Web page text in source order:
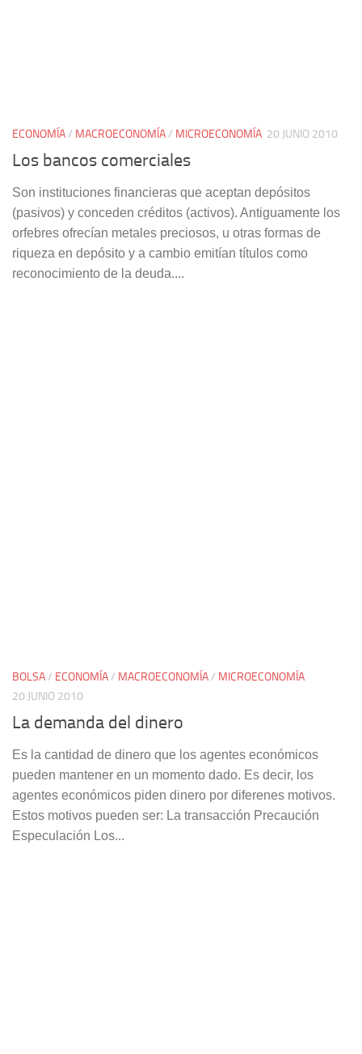
ECONOMÍA/ MACROECONOMÍA/ MICROECONOMÍA 20 JUNIO 2010
Los bancos comerciales
Son instituciones financieras que aceptan depósitos
(pasivos) y conceden créditos (activos). Antiguamente los
orfebres ofrecían metales preciosos, u otras formas de
riqueza en depósito y a cambio emitían títulos como
reconocimiento de la deuda....
BOLSA/ ECONOMÍA/ MACROECONOMÍA/ MICROECONOMÍA
20 JUNIO 2010
La demanda del dinero
Es la cantidad de dinero que los agentes económicos
pueden mantener en un momento dado. Es decir, los
agentes económicos piden dinero por diferenes motivos.
Estos motivos pueden ser: La transacción Precaución
Especulación Los...